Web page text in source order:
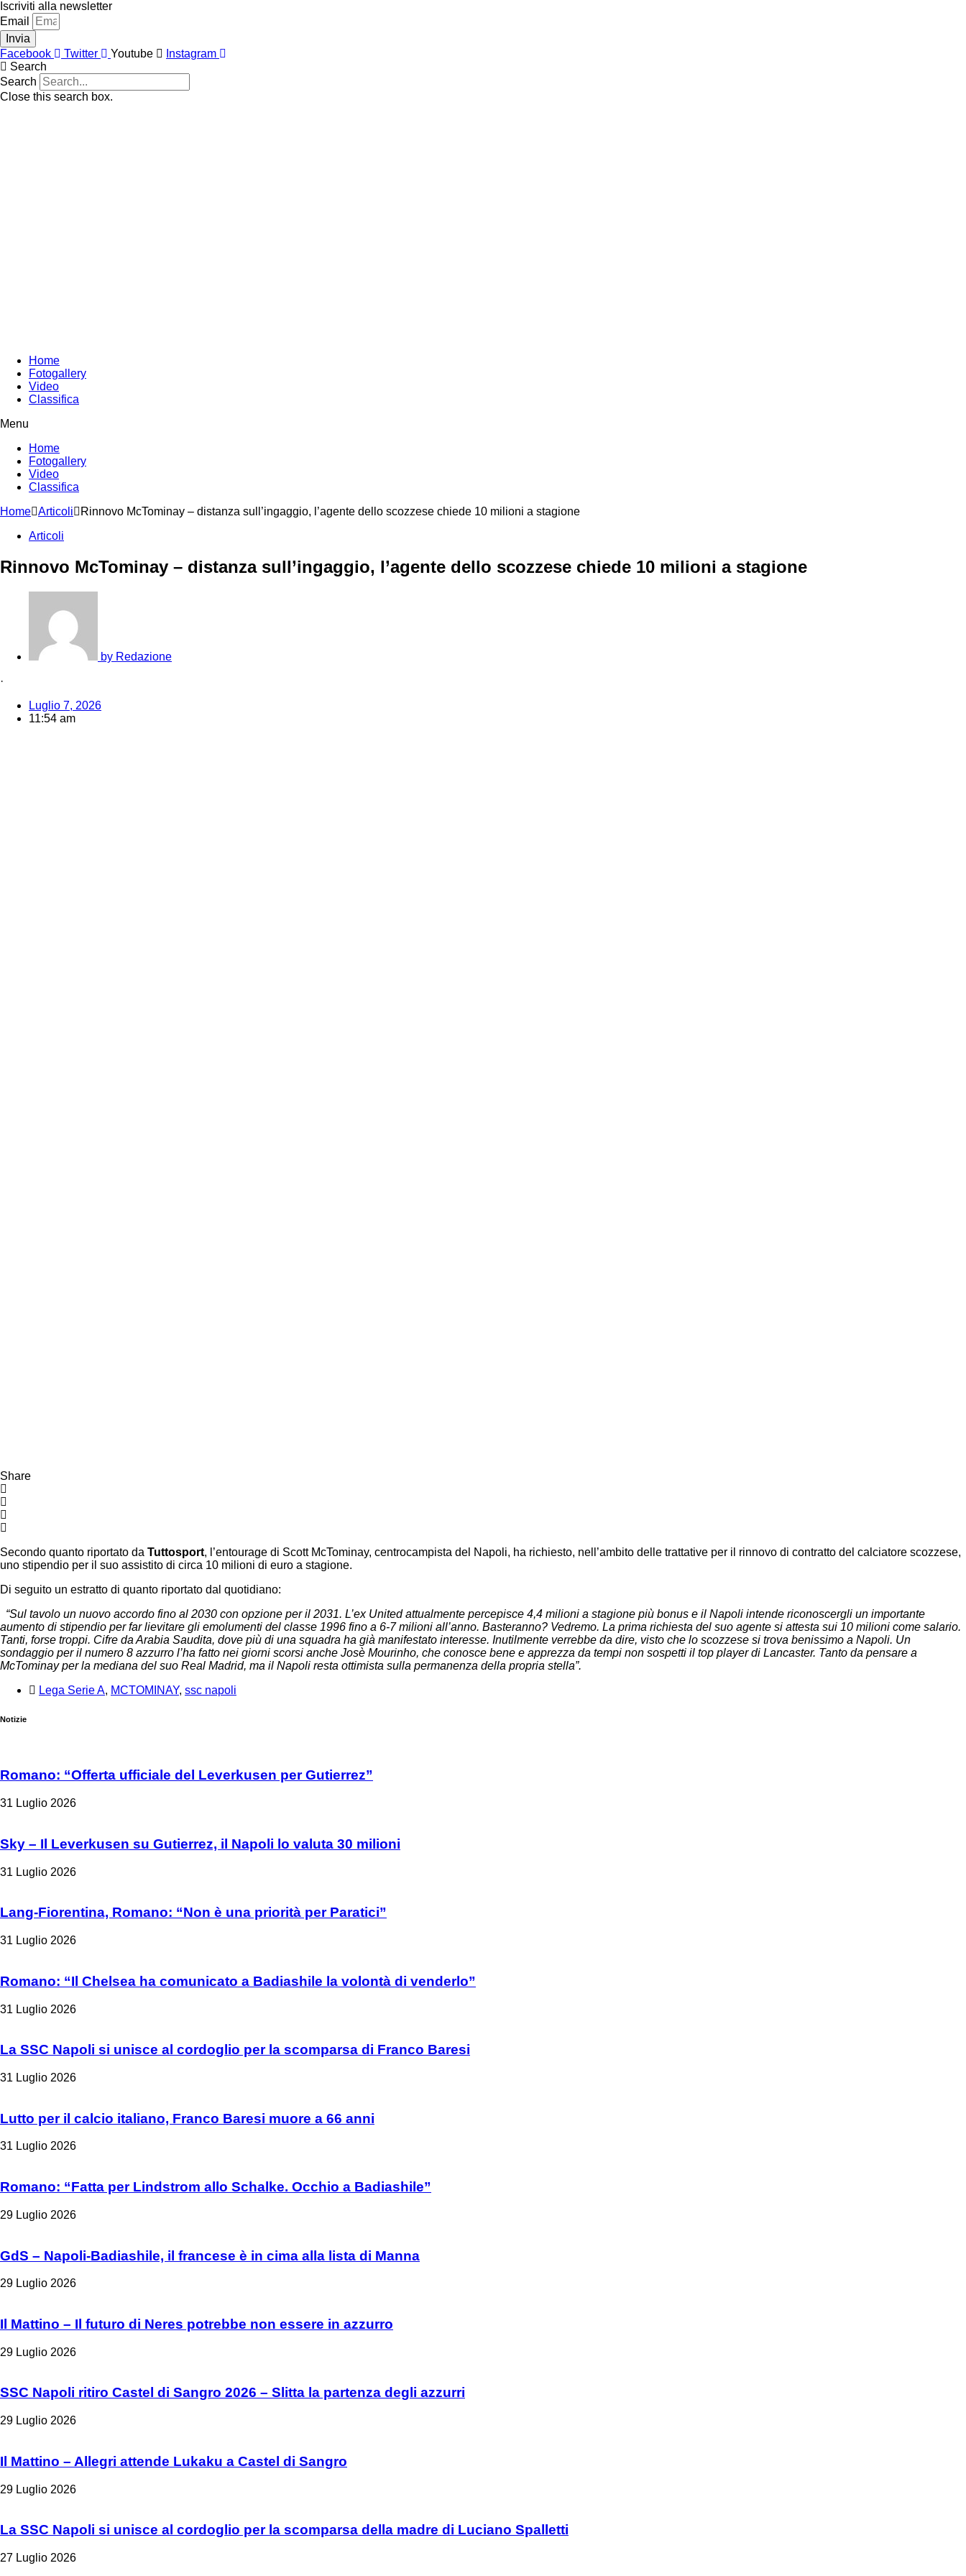
Vai
al
contenuto
Iscriviti alla newsletter
Email
Invia
Facebook
Twitter Youtube
Instagram
Search
Search
Close this search box.
Home
Fotogallery
Video
Classifica
Menu
Home
Fotogallery
Video
Classifica
Home Articoli
Rinnovo McTominay – distanza sull’ingaggio, l’agente dello scozzese chiede 10 milioni a stagione
Articoli
Rinnovo McTominay – distanza sull’ingaggio, l’agente dello scozzese chiede 10 milioni a stagione
by Redazione
·
Luglio 7, 2026
11:54 am
Share
Secondo quanto riportato da Tuttosport, l’entourage di Scott McTominay, centrocampista del Napoli, ha richiesto, nell’ambito delle trattative per il rinnovo di contratto del calciatore scozzese,
uno stipendio per il suo assistito di circa 10 milioni di euro a stagione.
Di seguito un estratto di quanto riportato dal quotidiano:
“Sul tavolo un nuovo accordo fino al 2030 con opzione per il 2031. L’ex United attualmente percepisce 4,4 milioni a stagione più bonus e il Napoli intende riconoscergli un importante
aumento di stipendio per far lievitare gli emolumenti del classe 1996 fino a 6-7 milioni all’anno. Basteranno? Vedremo. La prima richiesta del suo agente si attesta sui 10 milioni come salario.
Tanti, forse troppi. Cifre da Arabia Saudita, dove più di una squadra ha già manifestato interesse. Inutilmente verrebbe da dire, visto che lo scozzese si trova benissimo a Napoli. Un
sondaggio per il numero 8 azzurro l’ha fatto nei giorni scorsi anche Josè Mourinho, che conosce bene e apprezza da tempi non sospetti il top player di Lancaster. Tanto da pensare a
McTominay per la mediana del suo Real Madrid, ma il Napoli resta ottimista sulla permanenza della propria stella”.
Lega Serie A, MCTOMINAY, ssc napoli
Notizie
Romano: “Offerta ufficiale del Leverkusen per Gutierrez”
31 Luglio 2026
Sky – Il Leverkusen su Gutierrez, il Napoli lo valuta 30 milioni
31 Luglio 2026
Lang-Fiorentina, Romano: “Non è una priorità per Paratici”
31 Luglio 2026
Romano: “Il Chelsea ha comunicato a Badiashile la volontà di venderlo”
31 Luglio 2026
La SSC Napoli si unisce al cordoglio per la scomparsa di Franco Baresi
31 Luglio 2026
Lutto per il calcio italiano, Franco Baresi muore a 66 anni
31 Luglio 2026
Romano: “Fatta per Lindstrom allo Schalke. Occhio a Badiashile”
29 Luglio 2026
GdS – Napoli-Badiashile, il francese è in cima alla lista di Manna
29 Luglio 2026
Il Mattino – Il futuro di Neres potrebbe non essere in azzurro
29 Luglio 2026
SSC Napoli ritiro Castel di Sangro 2026 – Slitta la partenza degli azzurri
29 Luglio 2026
Il Mattino – Allegri attende Lukaku a Castel di Sangro
29 Luglio 2026
La SSC Napoli si unisce al cordoglio per la scomparsa della madre di Luciano Spalletti
27 Luglio 2026